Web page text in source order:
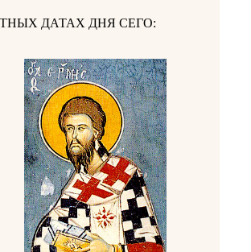
ДАТАХ ДНЯ СЕГО: